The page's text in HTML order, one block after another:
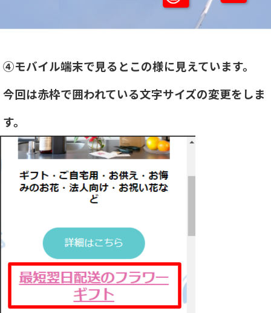
④モバイル端末で見るとこの様に見えています。
今回は赤枠で囲われている文字サイズの変更をしま
す。